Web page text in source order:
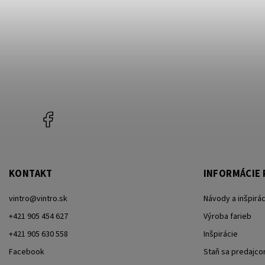
KONTAKT
vintro@vintro.sk
+421 905 454 627
+421 905 630 558
Facebook
INFORMÁCIE
Návody a
Výroba farieb
Inšpirácie
Staň sa